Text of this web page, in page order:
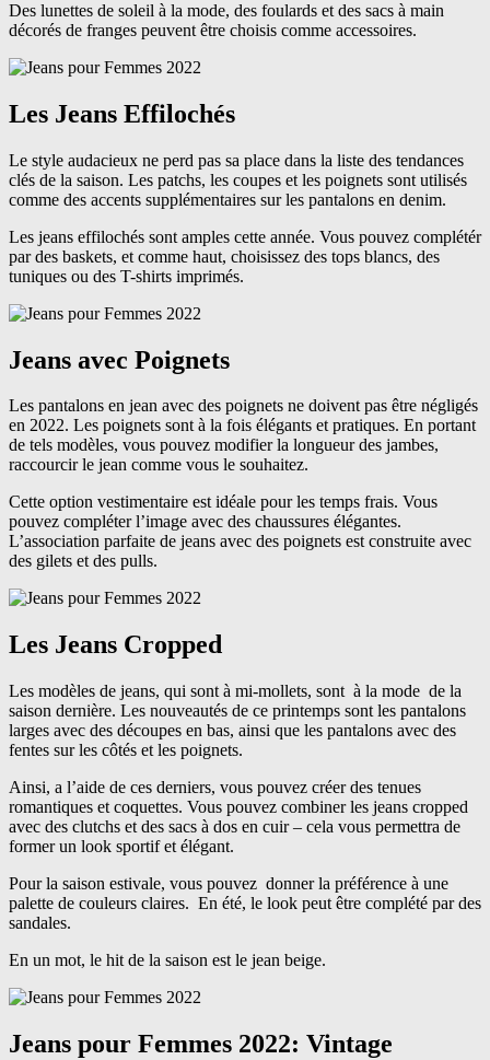
Des lunettes de soleil à la mode, des foulards et des sacs à main
décorés de franges peuvent être choisis comme accessoires.
Les Jeans Effilochés
Le style audacieux ne perd pas sa place dans la liste des tendances
clés de la saison. Les patchs, les coupes et les poignets sont utilisés
comme des accents supplémentaires sur les pantalons en denim.
Les jeans effilochés sont amples cette année. Vous pouvez complétér
par des baskets, et comme haut, choisissez des tops blancs, des
tuniques ou des T-shirts imprimés.
Jeans avec Poignets
Les pantalons en jean avec des poignets ne doivent pas être négligés
en 2022. Les poignets sont à la fois élégants et pratiques. En portant
de tels modèles, vous pouvez modifier la longueur des jambes,
raccourcir le jean comme vous le souhaitez.
Cette option vestimentaire est idéale pour les temps frais. Vous
pouvez compléter l’image avec des chaussures élégantes.
L’association parfaite de jeans avec des poignets est construite avec
des gilets et des pulls.
Les Jeans Cropped
Les modèles de jeans, qui sont à mi-mollets, sont à la mode de la
saison dernière. Les nouveautés de ce printemps sont les pantalons
larges avec des découpes en bas, ainsi que les pantalons avec des
fentes sur les côtés et les poignets.
Ainsi, a l’aide de ces derniers, vous pouvez créer des tenues
romantiques et coquettes. Vous pouvez combiner les jeans cropped
avec des clutchs et des sacs à dos en cuir – cela vous permettra de
former un look sportif et élégant.
Pour la saison estivale, vous pouvez donner la préférence à une
palette de couleurs claires. En été, le look peut être complété par des
sandales.
En un mot, le hit de la saison est le jean beige.
Jeans pour Femmes 2022: Vintage